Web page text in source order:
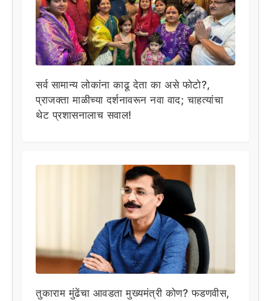
सर्व सामान्य लोकांना काढू देता का असे फोटो?,
प्राजक्ता माळीच्या दर्शनावरून नवा वाद; चाहत्यांचा
थेट प्रशासनालाच सवाल!
तुकाराम मुंढेंचा आवडता मुख्यमंत्री कोण? फडणवीस,